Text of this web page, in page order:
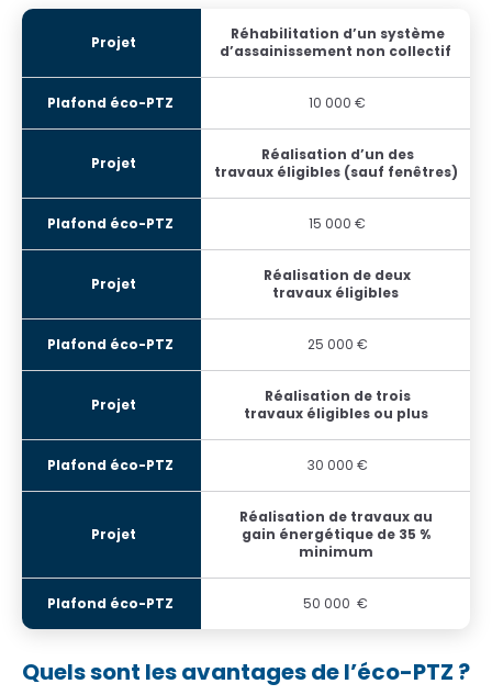
Réhabilitation d’un système
d’assainissement non collectif
10 000 €
Réalisation d’un des
travaux éligibles (sauf fenêtres)
15 000 €
Réalisation de deux
travaux éligibles
25 000 €
Réalisation de trois
travaux éligibles ou plus
30 000 €
Réalisation de travaux au
gain énergétique de 35 %
minimum
50 000 €
Quels sont les avantages de l’éco-PTZ ?